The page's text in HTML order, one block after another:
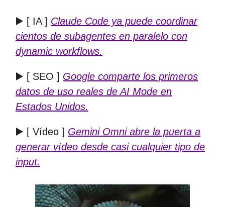
▶️ [ IA ] Claude Code ya puede coordinar
cientos de subagentes en paralelo con
dynamic workflows.
▶️ [ SEO ] Google comparte los primeros
datos de uso reales de AI Mode en
Estados Unidos.
▶️ [ Vídeo ] Gemini Omni abre la puerta a
generar vídeo desde casi cualquier tipo de
input.